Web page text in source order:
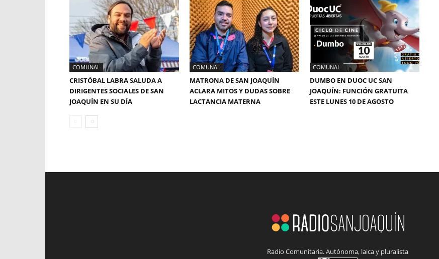
COMUNAL
CRISTÓBAL LABRA SALUDA A
DIRIGENTES SOCIALES DE SAN
JOAQUÍN EN SU DÍA
COMUNAL
MATRONA DE SAN JOAQUÍN
ACLARA MITOS Y DUDAS SOBRE
LACTANCIA MATERNA
COMUNAL
DUMBO EN DUOC UC SAN
JOAQUÍN: FUNCIÓN GRATUITA
ESTE LUNES 10 DE AGOSTO
Radio Comunitaria. Autónoma, laica y pluralista